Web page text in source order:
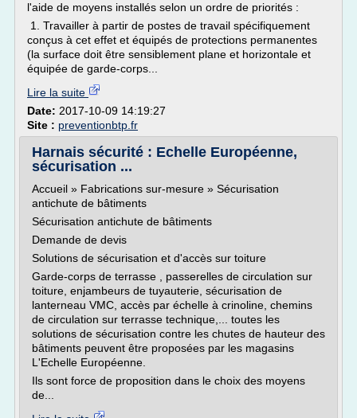
l'aide de moyens installés selon un ordre de priorités :
1. Travailler à partir de postes de travail spécifiquement
conçus à cet effet et équipés de protections permanentes
(la surface doit être sensiblement plane et horizontale et
équipée de garde-corps...
Lire la suite
Date: 2017-10-09 14:19:27
Site : preventionbtp.fr
Harnais sécurité : Echelle Européenne,
sécurisation ...
Accueil » Fabrications sur-mesure » Sécurisation
antichute de bâtiments
Sécurisation antichute de bâtiments
Demande de devis
Solutions de sécurisation et d'accès sur toiture
Garde-corps de terrasse , passerelles de circulation sur
toiture, enjambeurs de tuyauterie, sécurisation de
lanterneau VMC, accès par échelle à crinoline, chemins
de circulation sur terrasse technique,... toutes les
solutions de sécurisation contre les chutes de hauteur des
bâtiments peuvent être proposées par les magasins
L'Echelle Européenne.
Ils sont force de proposition dans le choix des moyens
de...